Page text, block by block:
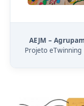
AEJM –
Projeto